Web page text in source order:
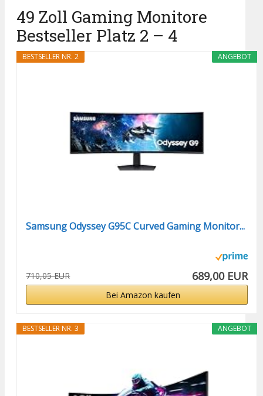
49 Zoll Gaming Monitore
Bestseller Platz 2 – 4
ANGEBOT
BESTSELLER NR. 2
Samsung Odyssey G95C Curved Gaming Monitor...
710,05 EUR 689,00 EUR
Bei Amazon kaufen
ANGEBOT
BESTSELLER NR. 3